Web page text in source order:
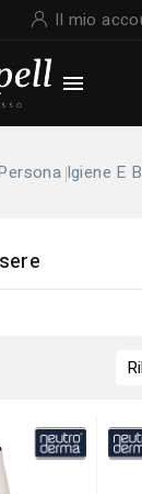
Il mio

Igiene E